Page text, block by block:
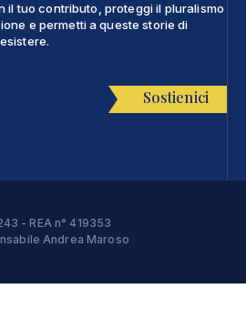
il tuo contributo, proteggi il pluralismo
e permetti a queste storie di
Sostienici
- REA n° 419353
Andrea Maroso